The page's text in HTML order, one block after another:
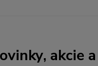
akcie